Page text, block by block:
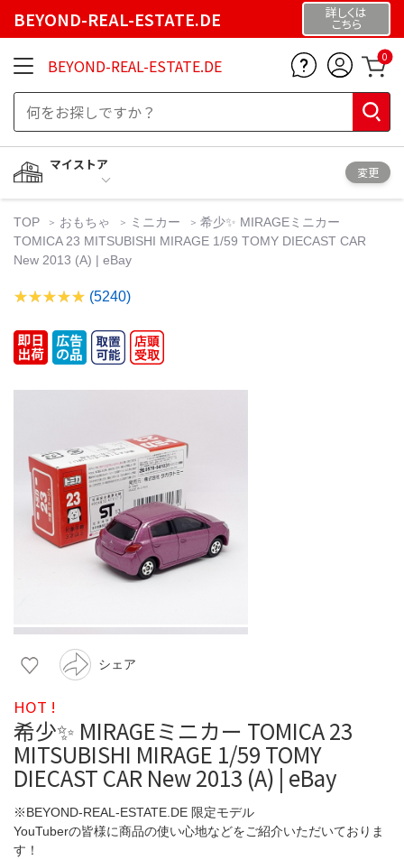
BEYOND-REAL-ESTATE.DE 詳しくは
こちら
BEYOND-REAL-ESTATE.DE 0
マイストア
変更
TOP おもちゃ ミニカー
希少✨ MIRAGEミニカー
TOMICA 23 MITSUBISHI MIRAGE 1/59 TOMY DIECAST CAR
New 2013 (A) | eBay
(5240)
シェア
HOT !
希少✨ MIRAGEミニカー TOMICA 23
MITSUBISHI MIRAGE 1/59 TOMY
DIECAST CAR New 2013 (A) | eBay
※BEYOND-REAL-ESTATE.DE 限定モデル
YouTuberの皆様に商品の使い心地などをご紹介いただいておりま
す！